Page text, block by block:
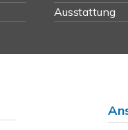
Ausstattung